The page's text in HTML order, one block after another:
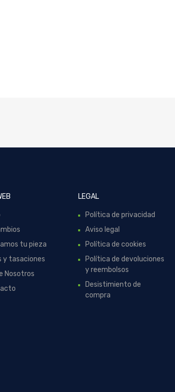
tu pieza
y tasaciones
Nosotros
LEGAL
Política de privacidad
Aviso legal
Política de cookies
Política de devoluciones
y reembolsos
Desistimiento de
compra